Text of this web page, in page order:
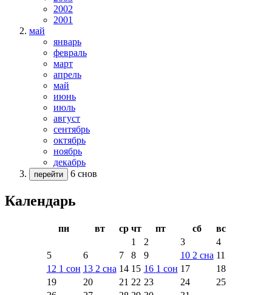
2002
2001
май
январь
февраль
март
апрель
май
июнь
июль
август
сентябрь
октябрь
ноябрь
декабрь
перейти 6 снов
Календарь
пн вт ср чт пт сб
вс
1
2 3
4
5
6 7 8 9 10 2 сна 11
12 1 сон 13 2 сна 14 15 16 1 сон 17
18
19
20 21 22 23 24
25